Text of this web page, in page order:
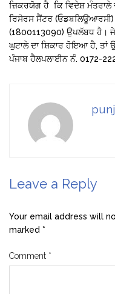
ਜ਼ਿਕਰਯੋਗ ਹੈ ਕਿ ਵਿਦੇਸ਼ ਮੰਤਰਾਲੇ
ਰਿਸੋਰਸ ਸੈਂਟਰ
(1800113090) ਉਪਲੱਬਧ ਹੈ।
ਘੁਟਾਲੇ ਦਾ ਸ਼ਿਕਾਰ ਹੋਇਆ ਹੈ, ਤਾਂ
ਪੰਜਾਬ ਹੈਲਪਲਾਈਨ ਨੰ. 0172-
Leave a Reply
Your email address will
marked *
Comment *